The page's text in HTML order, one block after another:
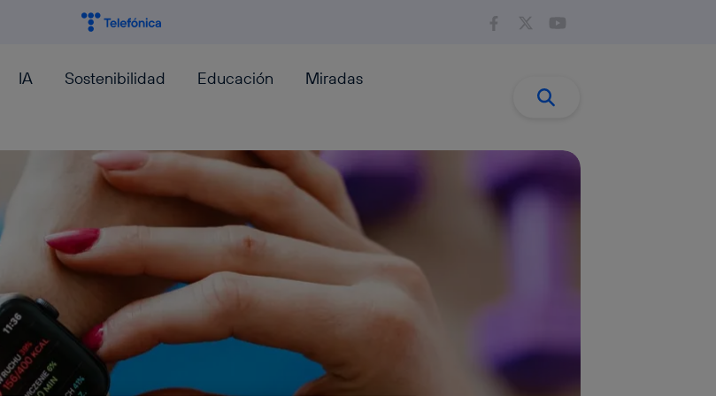
IA Sostenibilidad Educación
Miradas
Buscar